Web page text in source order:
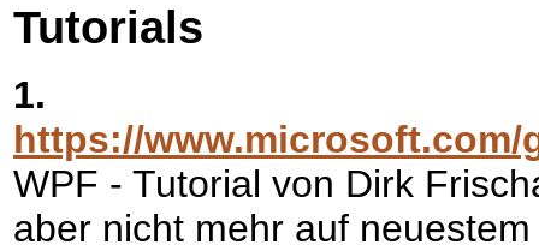
Tutorials
1.
https://www.microsoft.com/
WPF - Tutorial von Dirk
aber nicht mehr auf